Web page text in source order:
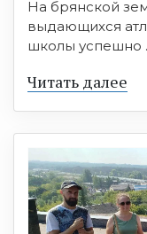
На брянской
выдающихся
школы успешно
Читать далее